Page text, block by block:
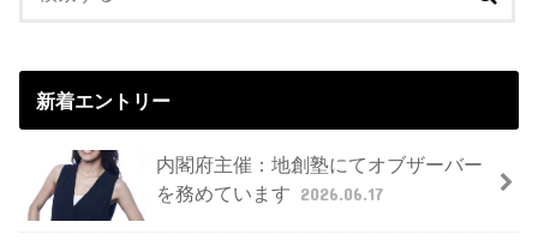
新着エントリー
内閣府主催：地創塾にてオブザーバー
を務めています 2026.06.17